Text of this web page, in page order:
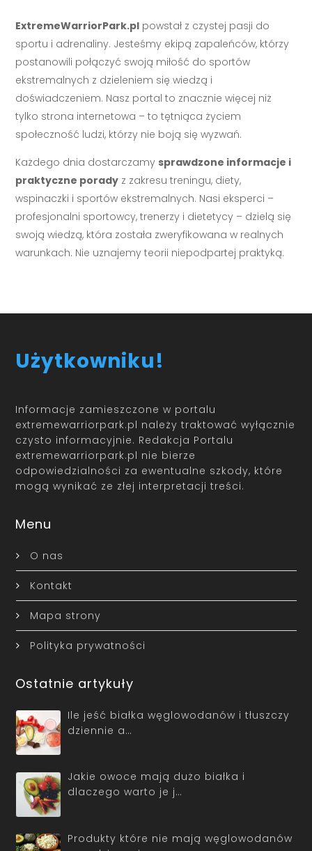
ExtremeWarriorPark.pl powstał z czystej pasji do
sportu i adrenaliny. Jesteśmy ekipą zapaleńców, którzy
postanowili połączyć swoją miłość do sportów
ekstremalnych z dzieleniem się wiedzą i
doświadczeniem. Nasz portal to znacznie więcej niż
tylko strona internetowa – to tętniąca życiem
społeczność ludzi, którzy nie boją się wyzwań.
Każdego dnia dostarczamy sprawdzone informacje i
praktyczne porady z zakresu treningu, diety,
wspinaczki i sportów ekstremalnych. Nasi eksperci –
profesjonalni sportowcy, trenerzy i dietetycy – dzielą się
swoją wiedzą, która została zweryfikowana w realnych
warunkach. Nie uznajemy teorii niepodpartej praktyką.
Użytkowniku!
Informacje zamieszczone w portalu
extremewarriorpark.pl należy traktować wyłącznie
czysto informacyjnie. Redakcja Portalu
extremewarriorpark.pl nie bierze
odpowiedzialności za ewentualne szkody, które
mogą wynikać ze złej interpretacji treści.
Menu
O nas
Kontakt
Mapa strony
Polityka prywatności
Ostatnie artykuły
Ile jeść białka węglowodanów i tłuszczy
dziennie a…
Jakie owoce mają dużo białka i
dlaczego warto je j…
Produkty które nie mają węglowodanów